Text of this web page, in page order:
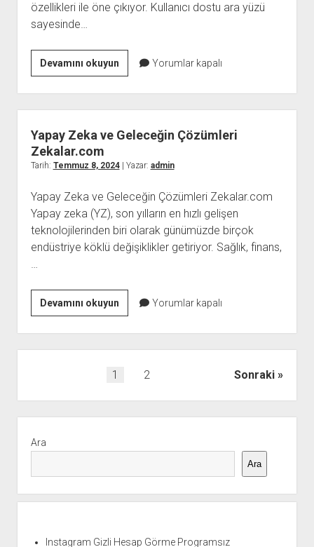
özellikleri ile öne çıkıyor. Kullanıcı dostu ara yüzü
sayesinde…
Devamını okuyunWhatsApp
Görüntülü
Show
İçin
En
Video
Yorumlar kapalı
Yapay Zeka ve Geleceğin Çözümleri
Zekalar.com
Tarih: Temmuz 8, 2024| Yazar: admin
Yapay Zeka ve Geleceğin Çözümleri Zekalar.com
Yapay zeka (YZ), son yılların en hızlı gelişen
teknolojilerinden biri olarak günümüzde birçok
endüstriye köklü değişiklikler getiriyor. Sağlık, finans,
…
Devamını okuyunYapay
Zeka
ve
Geleceğin
Çözümleri
Yorumlar kapalı
1 2 Sonraki
Menü
Ara
Ara
Instagram Gizli Hesap Görme Programsız